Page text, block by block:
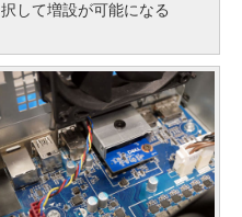
択して増設が可能になる